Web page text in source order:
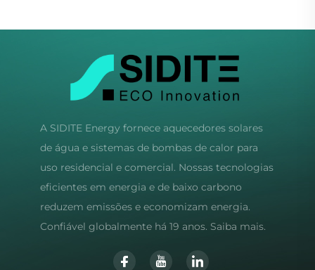
A SIDITE Energy fornece aquecedores solares
de água e sistemas de bombas de calor para
uso residencial e comercial. Nossas tecnologias
eficientes em energia e de baixo carbono
reduzem emissões e economizam energia.
Confiável globalmente há 19 anos. Saiba mais.